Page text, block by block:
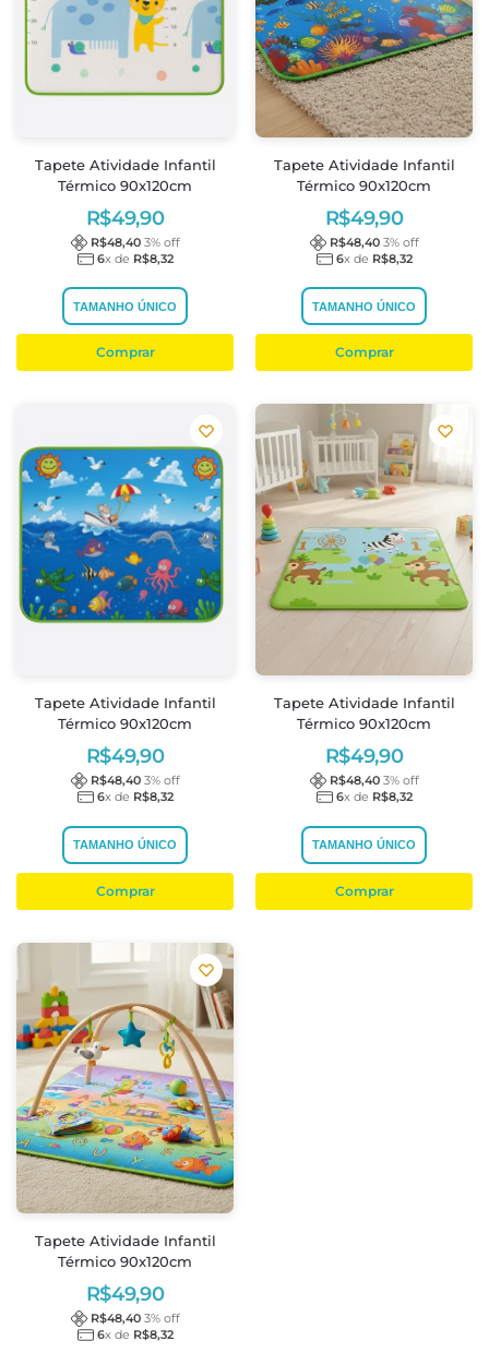
Tapete Atividade Infantil
Térmico 90x120cm
R$49,90
R$48,40 3% off
6x de R$8,32
TAMANHO ÚNICO
Comprar
Tapete Atividade Infantil
Térmico 90x120cm
R$49,90
R$48,40 3% off
6x de R$8,32
TAMANHO ÚNICO
Comprar
Tapete Atividade Infantil
Térmico 90x120cm
R$49,90
R$48,40 3% off
6x de R$8,32
TAMANHO ÚNICO
Comprar
Tapete Atividade Infantil
Térmico 90x120cm
R$49,90
R$48,40 3% off
6x de R$8,32
TAMANHO ÚNICO
Comprar
Tapete Atividade Infantil
Térmico 90x120cm
R$49,90
R$48,40 3% off
6x de R$8,32